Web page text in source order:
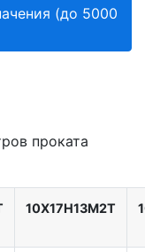
(до 5000
проката
10Х17Н13М2Т